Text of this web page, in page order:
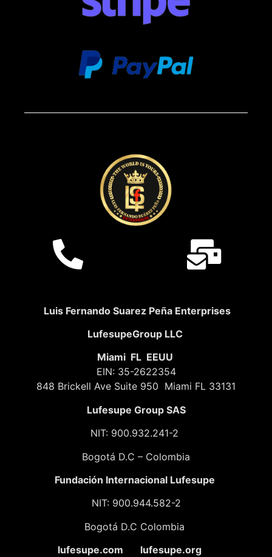
Luis Fernando Suarez Peña Enterprises
LufesupeGroup LLC
Miami FL EEUU
EIN: 35-2622354
848 Brickell Ave Suite 950 Miami FL 33131
Lufesupe Group SAS
NIT: 900.932.241-2
Bogotá D.C – Colombia
Fundación Internacional Lufesupe
NIT: 900.944.582-2
Bogotá D.C Colombia
lufesupe.com lufesupe.org